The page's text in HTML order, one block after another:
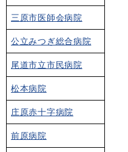
三原市医師会病院
公立みつぎ総合病院
尾道市立市民病院
松本病院
庄原赤十字病院
前原病院